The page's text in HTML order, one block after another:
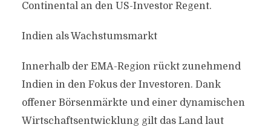
Continental an den US-Investor Regent.
Indien als Wachstumsmarkt
Innerhalb der EMA-Region rückt zunehmend
Indien in den Fokus der Investoren. Dank
offener Börsenmärkte und einer dynamischen
Wirtschaftsentwicklung gilt das Land laut